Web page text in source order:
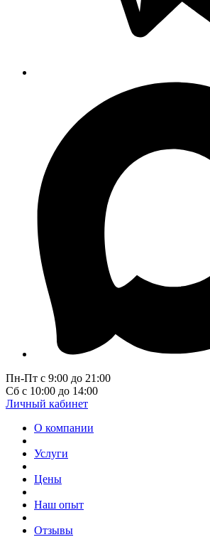
Пн-Пт с 9:00 до 21:00
Сб с 10:00 до 14:00
Личный кабинет
О компании
Услуги
Цены
Наш опыт
Отзывы